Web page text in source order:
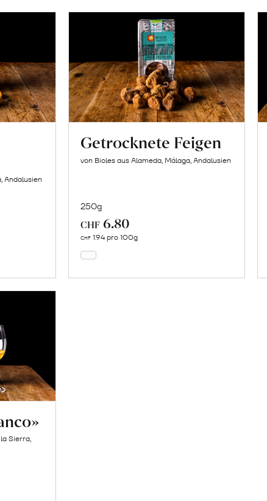
Andalusien
Getrocknete Feigen
von Bioles aus Alameda, Málaga, Andalusien
250g
CHF 6.80
CHF 1.94 pro 100g
Sierra,